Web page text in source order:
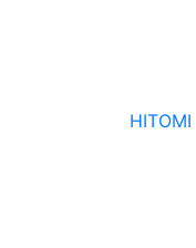
HITOMI